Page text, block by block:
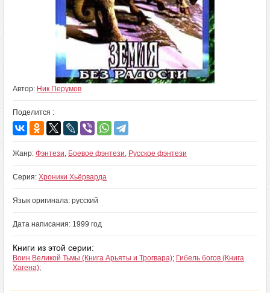
Автор: Ник Перумов
Поделится :
Жанр: Фэнтези, Боевое фэнтези, Русское фэнтези
Серия: Хроники Хьёрварда
Язык оригинала: русский
Дата написания: 1999 год
Книги из этой серии:
Воин Великой Тьмы (Книга Арьяты и Трогвара); Гибель богов (Книга
Хагена);